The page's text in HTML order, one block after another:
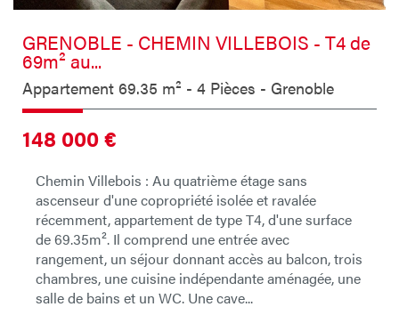
GRENOBLE - CHEMIN VILLEBOIS - T4 de
69m² au...
Appartement 69.35 m² - 4 Pièces - Grenoble
148 000€
Chemin Villebois : Au quatrième étage sans
ascenseur d'une copropriété isolée et ravalée
récemment, appartement de type T4, d'une surface
de 69.35m². Il comprend une entrée avec
rangement, un séjour donnant accès au balcon, trois
chambres, une cuisine indépendante aménagée, une
salle de bains et un WC. Une cave...